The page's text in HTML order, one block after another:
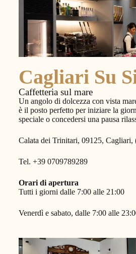
Cagliari Su
Caffetteria sul mare
Un angolo di dolcezza con vista
è il posto perfetto per iniziare la
speciale o concedersi una pausa
Calata dei Trinitari, 09125, Cagliari,
Tel. +39 0709789289
Orari di apertura
Tutti i giorni dalle 7:00 alle 21:00
Venerdì e sabato, dalle 7:00 alle